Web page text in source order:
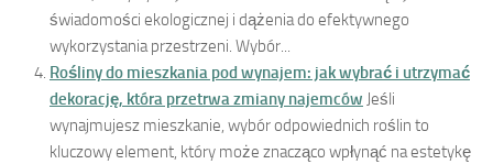
świadomości ekologicznej i dążenia do efektywnego
wykorzystania przestrzeni. Wybór...
Rośliny do mieszkania pod wynajem: jak wybrać i utrzymać
dekorację, która przetrwa zmiany najemców Jeśli
wynajmujesz mieszkanie, wybór odpowiednich roślin to
kluczowy element, który może znacząco wpłynąć na estetykę